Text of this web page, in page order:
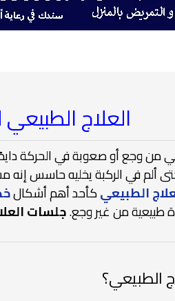
العلاج الطبيعي لعام
من وجع أو صعوبة في الحركة
ألم في الركبة يخليه حاسس
الطبيعيكأحد أهم أشكال
طبيعية من غير وجع.جلسات
الطبيعي؟